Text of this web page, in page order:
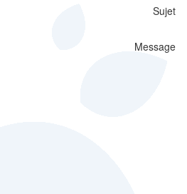
Sujet
Message